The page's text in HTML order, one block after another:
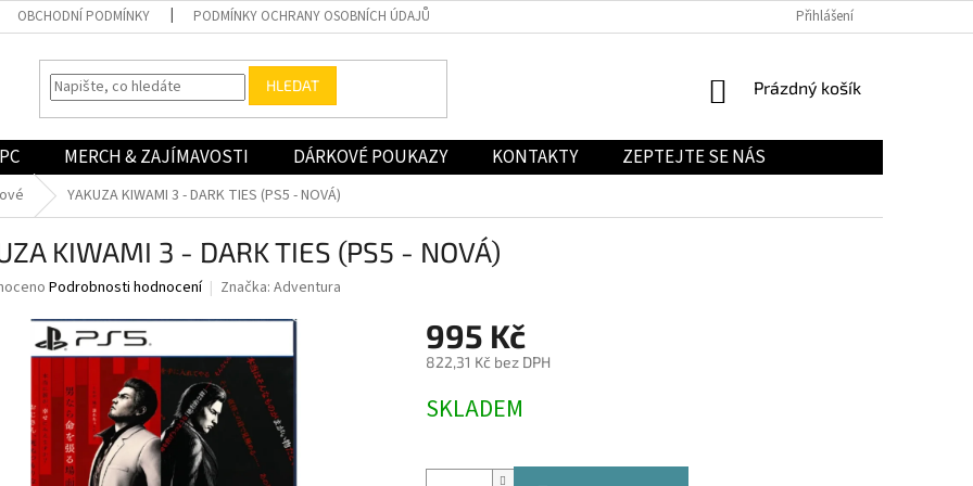
OBCHODNÍ PODMÍNKY PODMÍNKY OCHRANY OSOBNÍCH ÚDAJŮ Přihlášení
HLEDAT
NÁKUPNÍ
Prázdný košík
PC MERCH & ZAJÍMAVOSTI DÁRKOVÉ POUKAZY KONTAKTY ZEPTEJTE SE NÁS
YAKUZA KIWAMI 3 - DARK TIES (PS5 - NOVÁ)
KIWAMI 3 - DARK TIES (PS5 - NOVÁ)
Podrobnosti hodnocení Značka: Adventura
995 Kč
822,31 Kč bez DPH
cena:
SKLADEM